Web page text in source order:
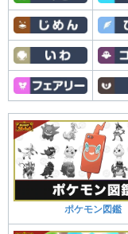
ポケモン図鑑